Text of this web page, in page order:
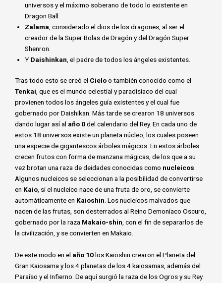
universos y el máximo soberano de todo lo existente en
Dragon Ball.
Zalama , considerado el dios de los dragones, al ser el
creador de la Super Bolas de Dragón y del Dragón Super
Shenron.
Y Daishinkan , el padre de todos los ángeles existentes.
Tras todo esto se creó el Cieloo también conocido como el
Tenkai, que es el mundo celestial y paradisíaco del cual
provienen todos los ángeles guía existentes y el cual fue
gobernado por Daishikan. Más tarde se crearon 18 universos
dando lugar así al año 0del calendario del Rey. En cada uno de
estos 18 universos existe un planeta núcleo, los cuales poseen
una especie de gigantescos árboles mágicos. En estos árboles
crecen frutos con forma de manzana mágicas, de los que a su
vez brotan una raza de deidades conocidas como nucleicos.
Algunos nucleicos se seleccionan a la posibilidad de convertirse
en Kaio, si el nucleico nace de una fruta de oro, se convierte
automáticamente en Kaioshin. Los nucleicos malvados que
nacen de las frutas, son desterrados al Reino Demoníaco Oscuro,
gobernado por la raza Makaio-shin, con el fin de separarlos de
la civilización, y se convierten en Makaio.
De este modo en el año 10los Kaioshin crearon el Planeta del
Gran Kaiosama y los 4 planetas de los 4 kaiosamas, además del
Paraíso y el Infierno. De aquí surgió la raza de los Ogros y su Rey